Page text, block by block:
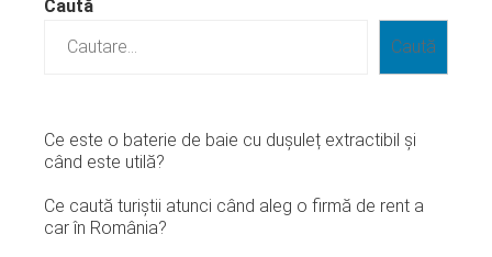
Caută
Caută
Ce este o baterie de baie cu dușuleț extractibil și
când este utilă?
Ce caută turiștii atunci când aleg o firmă de rent a
car în România?